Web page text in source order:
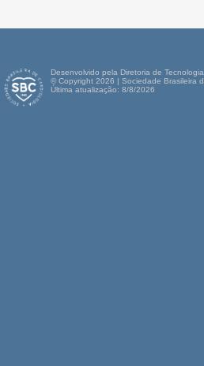
Desenvolvido pela Diretoria de
© Copyright 2026 | Sociedade Brasileira
Última atualização: 8/8/2026